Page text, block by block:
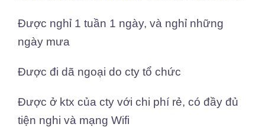
Được nghỉ 1 tuần 1 ngày, và nghỉ những
ngày mưa
Được đi dã ngoại do cty tổ chức
Được ở ktx của cty với chi phí rẻ, có đầy đủ
tiện nghi và mạng Wifi